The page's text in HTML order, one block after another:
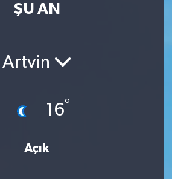
ŞU AN
Artvin
16°
Açık